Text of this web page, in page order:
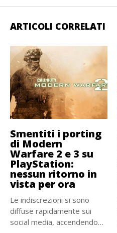
ARTICOLI CORRELATI
Smentiti i porting
di Modern
Warfare 2 e 3 su
PlayStation:
nessun ritorno in
vista per ora
Le indiscrezioni si sono
diffuse rapidamente sui
social media, accendendo